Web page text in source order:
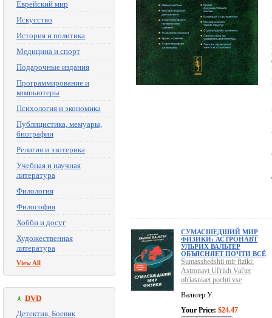
Еврейский мир
Искусство
История и политика
Медицина и спорт
Подарочные издания
Программирование и
компьютеры
Психология и экономика
Публицистика, мемуары,
биографии
Религия и эзотерика
Учебная и научная
литература
Филология
Философия
Хобби и досуг
Художественная
литература
View All
DVD
Детектив, Боевик
СУМАСШЕДШИЙ МИР
ФИЗИКИ: АСТРОНАВТ
УЛЬРИХ ВАЛЬТЕР
ОБЪЯСНЯЕТ ПОЧТИ ВСЁ
Sumasshedshii mir fiziki:
Astronavt Ul'rikh Val'ter
ob'iasniaet pochti vse
Вальтер У.
Your Price: $24.47